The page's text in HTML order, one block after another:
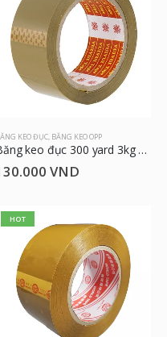
KEO ĐỤC, BĂNG KEO OPP
Băng keo đục 300 yard 3kg 4.8cm
VND
HOT